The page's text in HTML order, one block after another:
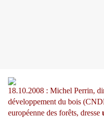
18.10.2008 : Michel Perrin,
développement du bois
européenne des forêts, dresse